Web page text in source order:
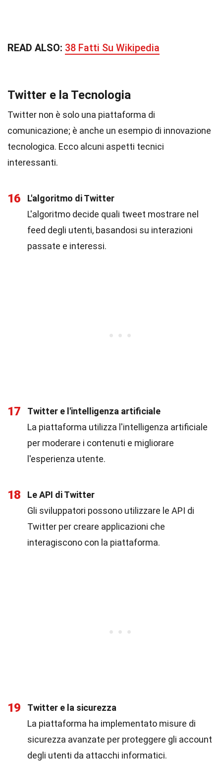
READ ALSO: 38 Fatti Su Wikipedia
Twitter e la Tecnologia
Twitter non è solo una piattaforma di
comunicazione; è anche un esempio di innovazione
tecnologica. Ecco alcuni aspetti tecnici
interessanti.
16
L'algoritmo di Twitter
L'algoritmo decide quali tweet mostrare nel
feed degli utenti, basandosi su interazioni
passate e interessi.
17
Twitter e l'intelligenza artificiale
La piattaforma utilizza l'intelligenza artificiale
per moderare i contenuti e migliorare
l'esperienza utente.
18
Le API di Twitter
Gli sviluppatori possono utilizzare le API di
Twitter per creare applicazioni che
interagiscono con la piattaforma.
19
Twitter e la sicurezza
La piattaforma ha implementato misure di
sicurezza avanzate per proteggere gli account
degli utenti da attacchi informatici.